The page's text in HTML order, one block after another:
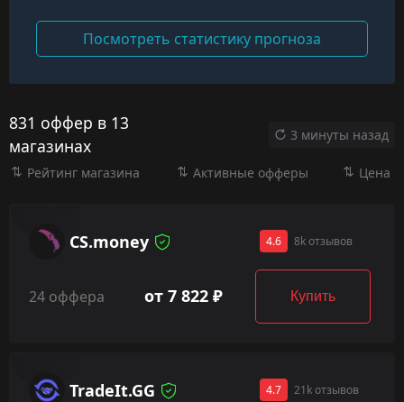
Посмотреть статистику прогноза
831 оффер в 13
магазинах
3 минуты назад
Рейтинг магазина Активные офферы Цена
CS.money 4.6 8k отзывов
24 оффера от 7 822 ₽ Купить
TradeIt.GG 4.7 21k отзывов